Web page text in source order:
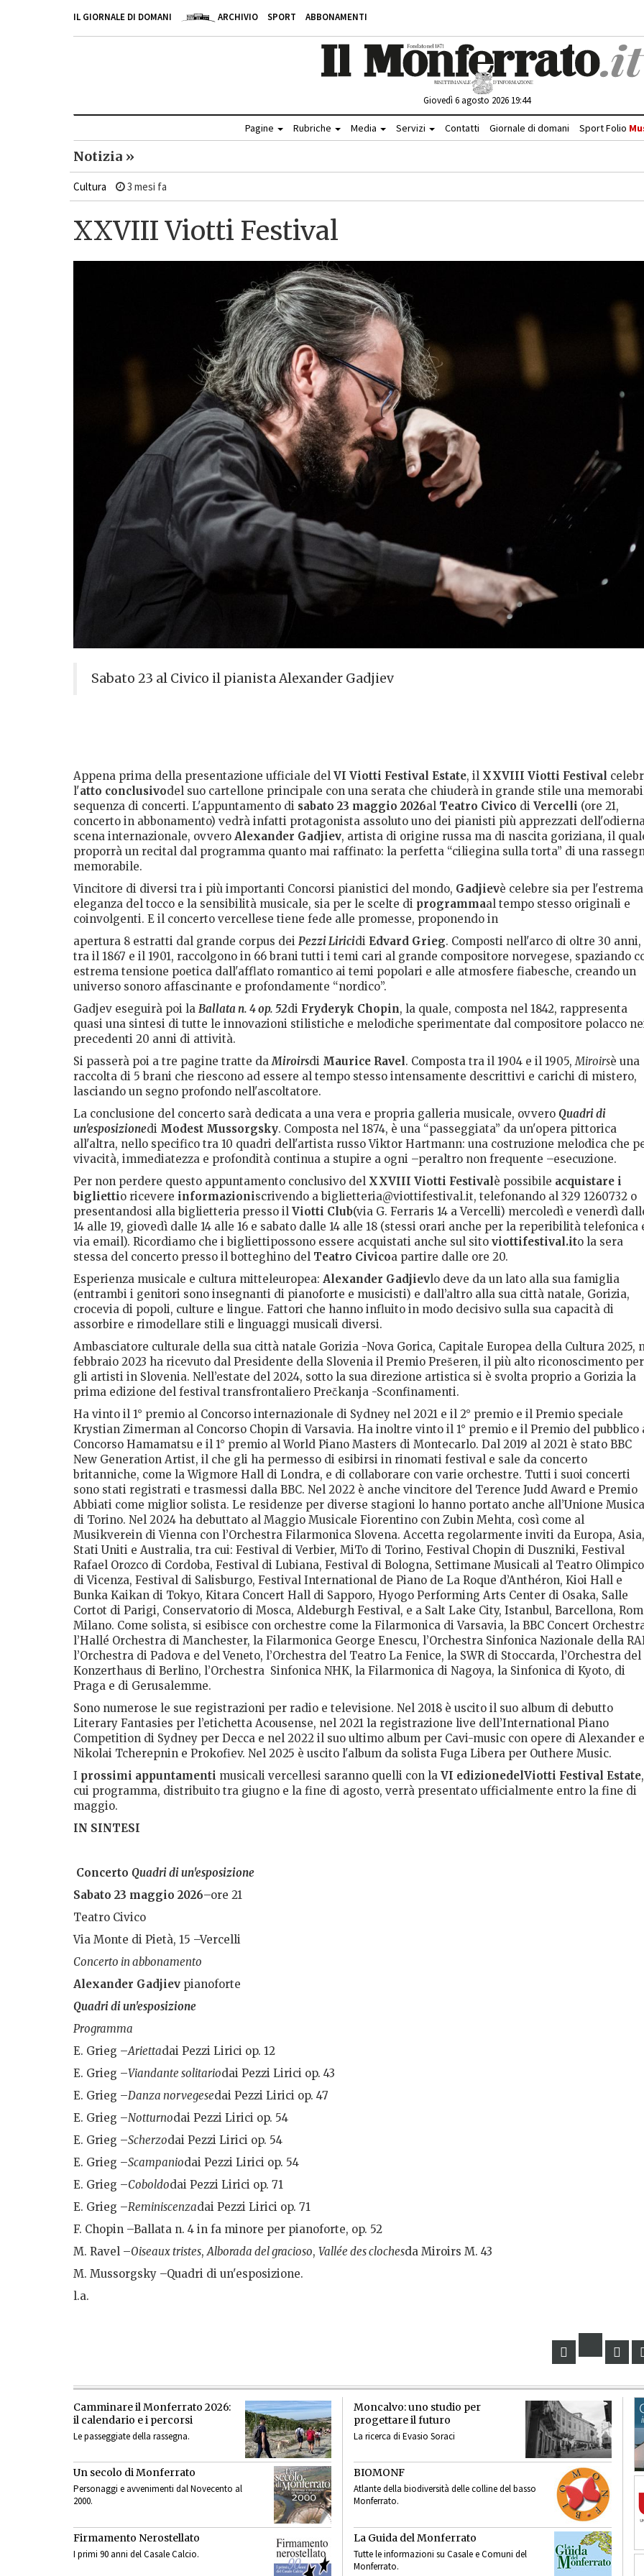
IL GIORNALE DI DOMANI ARCHIVIO SPORT ABBONAMENTI
Giovedì 6 agosto 2026 19:44
Pagine Rubriche Media Servizi Contatti Giornale di domani Sport Folio
Notizia »
Cultura 3 mesi fa
XXVIII Viotti Festival
Sabato 23 al Civico il pianista Alexander Gadjiev
Appena prima della presentazione ufficiale del VI Viotti Festival Estate, il XXVIII Viotti Festival
l'atto conclusivodel suo cartellone principale con una serata che chiuderà in grande stile una
sequenza di concerti. L'appuntamento di sabato 23 maggio 2026al Teatro Civico di Vercelli (ore 21,
concerto in abbonamento) vedrà infatti protagonista assoluto uno dei pianisti più apprezzati
scena internazionale, ovvero Alexander Gadjiev, artista di origine russa ma di nascita goriziana, il
proporrà un recital dal programma quanto mai raffinato: la perfetta “ciliegina sulla torta” di una
memorabile.
Vincitore di diversi tra i più importanti Concorsi pianistici del mondo, Gadjievè celebre sia per l'estrema
eleganza del tocco e la sensibilità musicale, sia per le scelte di programmaal tempo stesso originali e
coinvolgenti. E il concerto vercellese tiene fede alle promesse, proponendo in
apertura 8 estratti dal grande corpus dei Pezzi Liricidi Edvard Grieg. Composti nell'arco di oltre 30 anni,
tra il 1867 e il 1901, raccolgono in 66 brani tutti i temi cari al grande compositore norvegese, spaziando
estrema tensione poetica dall'afflato romantico ai temi popolari e alle atmosfere fiabesche, creando un
universo sonoro affascinante e profondamente “nordico”.
Gadjev eseguirà poi la Ballata n. 4 op. 52di Fryderyk Chopin, la quale, composta nel 1842, rappresenta
quasi una sintesi di tutte le innovazioni stilistiche e melodiche sperimentate dal compositore polacco
precedenti 20 anni di attività.
Si passerà poi a tre pagine tratte daMiroirsdi Maurice Ravel. Composta tra il 1904 e il 1905,Miroirsè una
raccolta di 5 brani che riescono ad essere al tempo stesso intensamente descrittivi e carichi di mistero,
lasciando un segno profondo nell'ascoltatore.
La conclusione del concerto sarà dedicata a una vera e propria galleria musicale, ovvero Quadri di
un'esposizionedi Modest Mussorgsky. Composta nel 1874, è una “passeggiata” da un'opera pittorica
all'altra, nello specifico tra 10 quadri dell'artista russo Viktor Hartmann: una costruzione melodica che
vivacità, immediatezza e profondità continua a stupire a ogni –peraltro non frequente –esecuzione.
Per non perdere questo appuntamento conclusivo del XXVIII Viotti Festivalè possibile acquistare i
bigliettio ricevere informazioniscrivendo a biglietteria@viottifestival.it, telefonando al 329 1260732 o
presentandosi alla biglietteria presso il Viotti Club(via G. Ferraris 14 a Vercelli) mercoledì e venerdì
14 alle 19, giovedì dalle 14 alle 16 e sabato dalle 14 alle 18 (stessi orari anche per la reperibilità telefonica
via email). Ricordiamo che i bigliettipossono essere acquistati anche sul sito viottifestival.ito la sera
stessa del concerto presso il botteghino del Teatro Civicoa partire dalle ore 20.
Esperienza musicale e cultura mitteleuropea: Alexander Gadjievlo deve da un lato alla sua famiglia
(entrambi i genitori sono insegnanti di pianoforte e musicisti) e dall’altro alla sua città natale, Gorizia,
crocevia di popoli, culture e lingue. Fattori che hanno influito in modo decisivo sulla sua capacità di
assorbire e rimodellare stili e linguaggi musicali diversi.
Ambasciatore culturale della sua città natale Gorizia -Nova Gorica, Capitale Europea della Cultura 2025,
febbraio 2023 ha ricevuto dal Presidente della Slovenia il Premio Prešeren, il più alto riconoscimento per
gli artisti in Slovenia. Nell’estate del 2024, sotto la sua direzione artistica si è svolta proprio a Gorizia la
prima edizione del festival transfrontaliero Prečkanja -Sconfinamenti.
Ha vinto il 1° premio al Concorso internazionale di Sydney nel 2021 e il 2° premio e il Premio speciale
Krystian Zimerman al Concorso Chopin di Varsavia. Ha inoltre vinto il 1° premio e il Premio del pubblico
Concorso Hamamatsu e il 1° premio al World Piano Masters di Montecarlo. Dal 2019 al 2021 è stato BBC
New Generation Artist, il che gli ha permesso di esibirsi in rinomati festival e sale da concerto
britanniche, come la Wigmore Hall di Londra, e di collaborare con varie orchestre. Tutti i suoi concerti
sono stati registrati e trasmessi dalla BBC. Nel 2022 è anche vincitore del Terence Judd Award e Premio
Abbiati come miglior solista. Le residenze per diverse stagioni lo hanno portato anche all’Unione
di Torino. Nel 2024 ha debuttato al Maggio Musicale Fiorentino con Zubin Mehta, così come al
Musikverein di Vienna con l’Orchestra Filarmonica Slovena. Accetta regolarmente inviti da Europa, Asia,
Stati Uniti e Australia, tra cui: Festival di Verbier, MiTo di Torino, Festival Chopin di Duszniki, Festival
Rafael Orozco di Cordoba, Festival di Lubiana, Festival di Bologna, Settimane Musicali al Teatro Olimpico
di Vicenza, Festival di Salisburgo, Festival International de Piano de La Roque d’Anthéron, Kioi Hall e
Bunka Kaikan di Tokyo, Kitara Concert Hall di Sapporo, Hyogo Performing Arts Center di Osaka, Salle
Cortot di Parigi, Conservatorio di Mosca, Aldeburgh Festival, e a Salt Lake City, Istanbul, Barcellona,
Milano. Come solista, si esibisce con orchestre come la Filarmonica di Varsavia, la BBC Concert
l’Hallé Orchestra di Manchester, la Filarmonica George Enescu, l’Orchestra Sinfonica Nazionale della
l’Orchestra di Padova e del Veneto, l’Orchestra del Teatro La Fenice, la SWR di Stoccarda, l’Orchestra del
Konzerthaus di Berlino, l’Orchestra Sinfonica NHK, la Filarmonica di Nagoya, la Sinfonica di Kyoto, di
Praga e di Gerusalemme.
Sono numerose le sue registrazioni per radio e televisione. Nel 2018 è uscito il suo album di debutto
Literary Fantasies per l’etichetta Acousense, nel 2021 la registrazione live dell’International Piano
Competition di Sydney per Decca e nel 2022 il suo ultimo album per Cavi-music con opere di Alexander e
Nikolai Tcherepnin e Prokofiev. Nel 2025 è uscito l'album da solista Fuga Libera per Outhere Music.
I prossimi appuntamenti musicali vercellesi saranno quelli con la VI edizionedelViotti Festival Estate
cui programma, distribuito tra giugno e la fine di agosto, verrà presentato ufficialmente entro la fine di
maggio.
IN SINTESI
Concerto Quadri di un'esposizione
Sabato 23 maggio 2026–ore 21
Teatro Civico
Via Monte di Pietà, 15 –Vercelli
Concerto in abbonamento
Alexander Gadjiev pianoforte
Quadri di un'esposizione
Programma
E. Grieg –Ariettadai Pezzi Lirici op. 12
E. Grieg –Viandante solitariodai Pezzi Lirici op. 43
E. Grieg –Danza norvegesedai Pezzi Lirici op. 47
E. Grieg –Notturnodai Pezzi Lirici op. 54
E. Grieg –Scherzodai Pezzi Lirici op. 54
E. Grieg –Scampaniodai Pezzi Lirici op. 54
E. Grieg –Coboldodai Pezzi Lirici op. 71
E. Grieg –Reminiscenzadai Pezzi Lirici op. 71
F. Chopin –Ballata n. 4 in fa minore per pianoforte, op. 52
M. Ravel –Oiseaux tristes,Alborada del gracioso, Vallée des clochesda Miroirs M. 43
M. Mussorgsky –Quadri di un'esposizione.
l.a.
Camminare il Monferrato 2026:
il calendario e i percorsi
Le passeggiate della rassegna.
Un secolo di Monferrato
Personaggi e avvenimenti dal Novecento al
2000.
Firmamento Nerostellato
I primi 90 anni del Casale Calcio.
Moncalvo: uno studio per
progettare il futuro
La ricerca di Evasio Soraci
BIOMONF
Atlante della biodiversità delle colline del basso
Monferrato.
La Guida del Monferrato
Tutte le informazioni su Casale e Comuni del
Monferrato.